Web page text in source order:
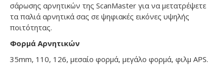
σάρωσης αρνητικών της ScanMaster για να μετατρέψετε
τα παλιά αρνητικά σας σε ψηφιακές εικόνες υψηλής
ποιτότητας.
Φορμά Αρνητικών
35mm, 110, 126, μεσαίο φορμά, μεγάλο φορμά, φιλμ APS.